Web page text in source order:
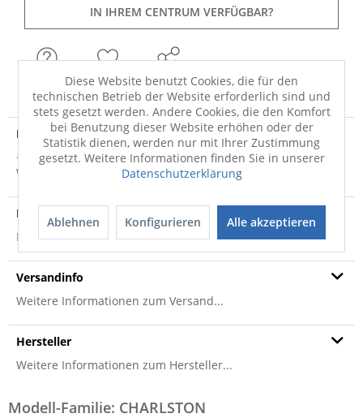
IN IHREM CENTRUM VERFÜGBAR?
FRAGEN MERKEN TEILEN
Produktdetails
· Bezug: Stoff Easy Care · Sitz: PUR-Schaum auf Stahl-
Wellenfedern · Sitzhöhe ca. 47 cm ·...mehr
Produktsicherheit
Produktsicherheit
Versandinfo
Weitere Informationen zum Versand...
Hersteller
Weitere Informationen zum Hersteller...
Modell-Familie: CHARLSTON
Diese Website benutzt Cookies, die für den
technischen Betrieb der Website erforderlich sind und
stets gesetzt werden. Andere Cookies, die den Komfort
bei Benutzung dieser Website erhöhen oder der
Statistik dienen, werden nur mit Ihrer Zustimmung
gesetzt. Weitere Informationen finden Sie in unserer
Datenschutzerklärung
Ablehnen Konfigurieren Alle akzeptieren